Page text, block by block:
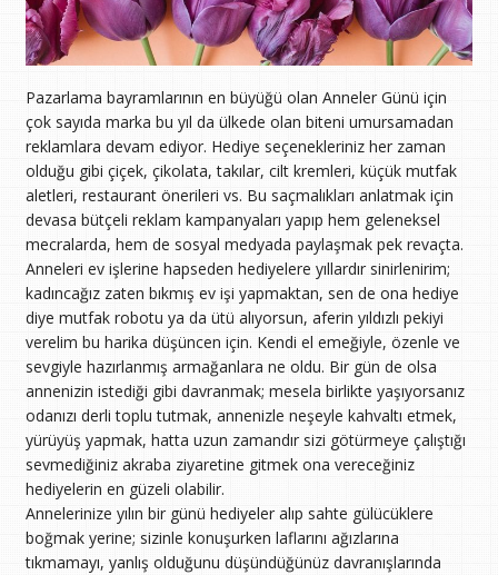
Pazarlama bayramlarının en büyüğü olan Anneler Günü için
çok sayıda marka bu yıl da ülkede olan biteni umursamadan
reklamlara devam ediyor. Hediye seçenekleriniz her zaman
olduğu gibi çiçek, çikolata, takılar, cilt kremleri, küçük mutfak
aletleri, restaurant önerileri vs. Bu saçmalıkları anlatmak için
devasa bütçeli reklam kampanyaları yapıp hem geleneksel
mecralarda, hem de sosyal medyada paylaşmak pek revaçta.
Anneleri ev işlerine hapseden hediyelere yıllardır sinirlenirim;
kadıncağız zaten bıkmış ev işi yapmaktan, sen de ona hediye
diye mutfak robotu ya da ütü alıyorsun, aferin yıldızlı pekiyi
verelim bu harika düşüncen için. Kendi el emeğiyle, özenle ve
sevgiyle hazırlanmış armağanlara ne oldu. Bir gün de olsa
annenizin istediği gibi davranmak; mesela birlikte yaşıyorsanız
odanızı derli toplu tutmak, annenizle neşeyle kahvaltı etmek,
yürüyüş yapmak, hatta uzun zamandır sizi götürmeye çalıştığı
sevmediğiniz akraba ziyaretine gitmek ona vereceğiniz
hediyelerin en güzeli olabilir.
Annelerinize yılın bir günü hediyeler alıp sahte gülücüklere
boğmak yerine; sizinle konuşurken laflarını ağızlarına
tıkmamayı, yanlış olduğunu düşündüğünüz davranışlarında